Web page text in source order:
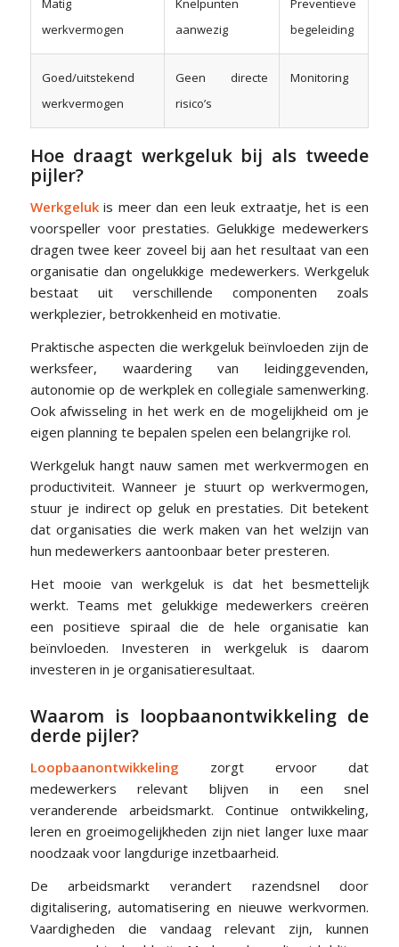
werkvermogen
aanwezig
begeleiding
Goed/uitstekend
werkvermogen
Geen directe
risico’s
Monitoring
Hoe draagt werkgeluk bij als tweede
pijler?
Werkgelukis meer dan een leuk extraatje, het is een
voorspeller voor prestaties. Gelukkige medewerkers
dragen twee keer zoveel bij aan het resultaat van een
organisatie dan ongelukkige medewerkers. Werkgeluk
bestaat uit verschillende componenten zoals
werkplezier, betrokkenheid en motivatie.
Praktische aspecten die werkgeluk beïnvloeden zijn de
werksfeer, waardering van leidinggevenden,
autonomie op de werkplek en collegiale samenwerking.
Ook afwisseling in het werk en de mogelijkheid om je
eigen planning te bepalen spelen een belangrijke rol.
Werkgeluk hangt nauw samen met werkvermogen en
productiviteit. Wanneer je stuurt op werkvermogen,
stuur je indirect op geluk en prestaties. Dit betekent
dat organisaties die werk maken van het welzijn van
hun medewerkers aantoonbaar beter presteren.
Het mooie van werkgeluk is dat het besmettelijk
werkt. Teams met gelukkige medewerkers creëren
een positieve spiraal die de hele organisatie kan
beïnvloeden. Investeren in werkgeluk is daarom
investeren in je organisatieresultaat.
Waarom is loopbaanontwikkeling de
derde pijler?
Loopbaanontwikkeling zorgt ervoor dat
medewerkers relevant blijven in een snel
veranderende arbeidsmarkt. Continue ontwikkeling,
leren en groeimogelijkheden zijn niet langer luxe maar
noodzaak voor langdurige inzetbaarheid.
De arbeidsmarkt verandert razendsnel door
digitalisering, automatisering en nieuwe werkvormen.
Vaardigheden die vandaag relevant zijn, kunnen